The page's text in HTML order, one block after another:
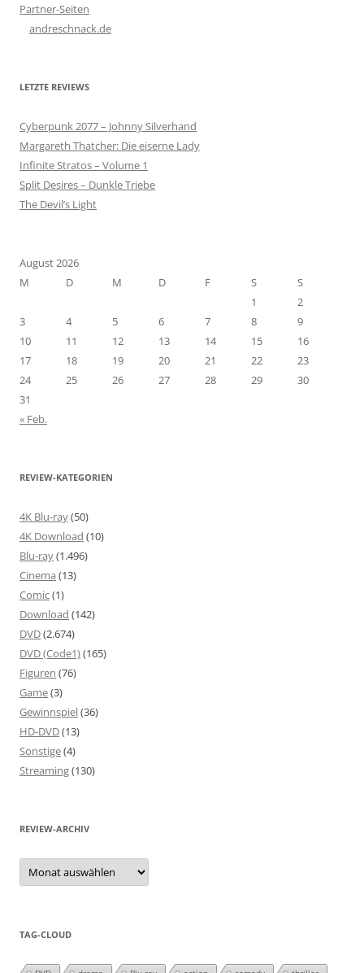
Partner-Seiten
andreschnack.de
LETZTE REVIEWS
Cyberpunk 2077 – Johnny Silverhand
Margareth Thatcher: Die eiserne Lady
Infinite Stratos – Volume 1
Split Desires – Dunkle Triebe
The Devil’s Light
August 2026
M
D M D F S
S
1
2
3
4 5 6 7 8
9
10
11 12 13 14 15
16
17
18 19 20 21 22
23
24
25 26 27 28 29
30
31
« Feb.
REVIEW-KATEGORIEN
4K Blu-ray(50)
4K Download (10)
Blu-ray(1.496)
Cinema (13)
Comic(1)
Download (142)
DVD(2.674)
DVD (Code1)(165)
Figuren (76)
Game(3)
Gewinnspiel(36)
HD-DVD(13)
Sonstige(4)
Streaming(130)
REVIEW-ARCHIV
Review-
Archiv
TAG-CLOUD